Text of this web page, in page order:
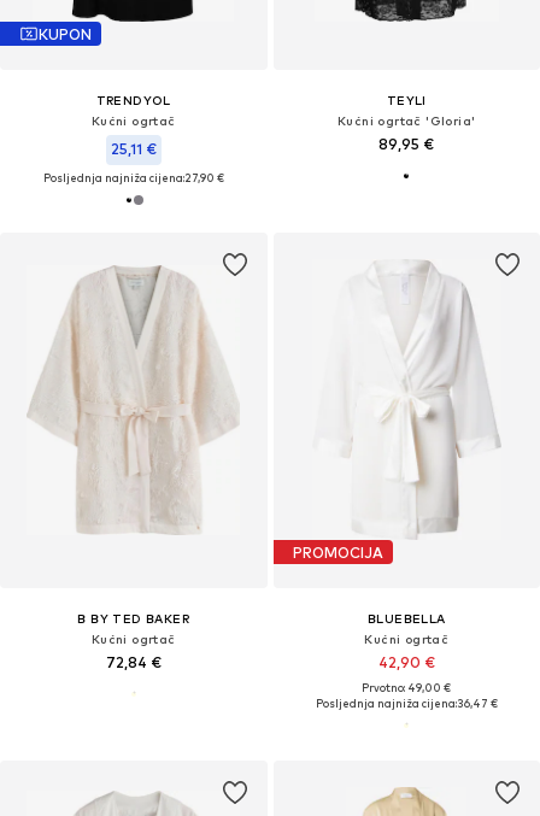
KUPON
TRENDYOL
Kućni ogrtač
25,11 €
Posljednja najniža cijena:27,90 €
TEYLI
Kućni ogrtač 'Gloria'
89,95 €
B BY TED BAKER
Kućni ogrtač
72,84 €
PROMOCIJA
BLUEBELLA
Kućni ogrtač
42,90 €
Prvotno: 49,00 €
Posljednja najniža cijena:36,47 €